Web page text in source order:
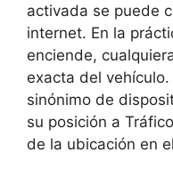
activada se puede
internet. En la
enciende,
exacta del
sinónimo de
su posición a
de la ubicación en